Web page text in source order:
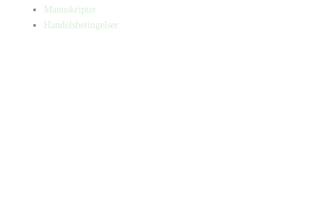
Manuskripter
Handelsbetingelser